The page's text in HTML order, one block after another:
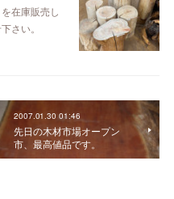
在庫販売し
さい。
2007.01.30 01:46
先日の木材市場オープン
市、最高値品です。